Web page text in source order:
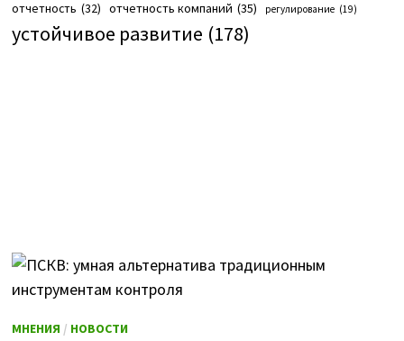
отчетность (32) отчетность компаний (35) регулирование (19)
устойчивое развитие (178)
МНЕНИЯ / НОВОСТИ